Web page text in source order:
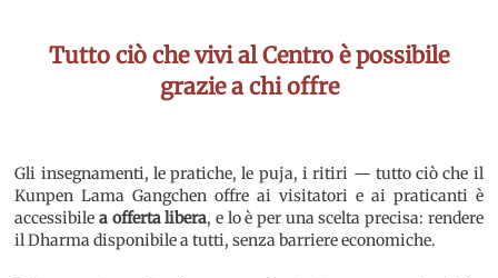
Tutto ciò che vivi al Centro è possibile
grazie a chi offre
Gli insegnamenti, le pratiche, le puja, i ritiri — tutto ciò che il
Kunpen Lama Gangchen offre ai visitatori e ai praticanti è
accessibilea offerta libera, e lo è per una scelta precisa: rendere
il Dharma disponibile a tutti, senza barriere economiche.